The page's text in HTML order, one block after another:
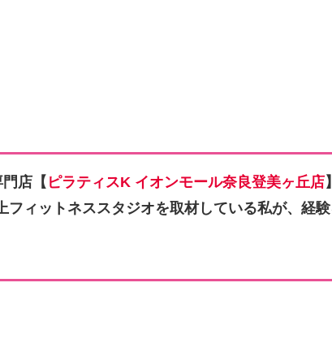
店【 ピラティスK イオンモール奈良登美ヶ丘店
フィットネススタジオを取材している私が、経